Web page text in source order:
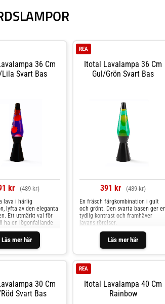
36 Cm
lila Svart Bas
kr (489 kr)
Läs mer här
lava i härlig
lyfta av den eleganta
Ett utmärkt val för
ha en iögonfallande
Itotal Lavalampa 36 Cm
Gul/grön Svart Bas
REA
391 kr (489 kr)
Läs mer här
En fräsch färgkombination i gult
och grönt. Den svarta basen ger en
tydlig kontrast och framhäver
lavans rörelser.
30 Cm
Svart Bas
Itotal Lavalampa 40 Cm
Rainbow
REA